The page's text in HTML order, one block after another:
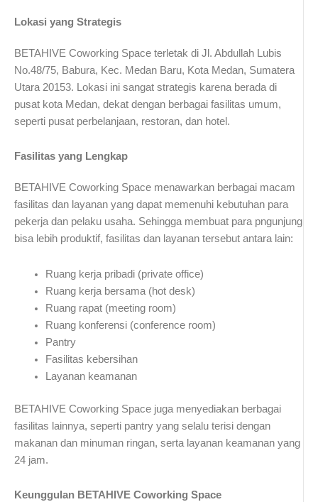
Lokasi yang Strategis
BETAHIVE Coworking Space terletak di Jl. Abdullah Lubis
No.48/75, Babura, Kec. Medan Baru, Kota Medan, Sumatera
Utara 20153. Lokasi ini sangat strategis karena berada di
pusat kota Medan, dekat dengan berbagai fasilitas umum,
seperti pusat perbelanjaan, restoran, dan hotel.
Fasilitas yang Lengkap
BETAHIVE Coworking Space menawarkan berbagai macam
fasilitas dan layanan yang dapat memenuhi kebutuhan para
pekerja dan pelaku usaha. Sehingga membuat para pngunjung
bisa lebih produktif, fasilitas dan layanan tersebut antara lain:
Ruang kerja pribadi (private office)
Ruang kerja bersama (hot desk)
Ruang rapat (meeting room)
Ruang konferensi (conference room)
Pantry
Fasilitas kebersihan
Layanan keamanan
BETAHIVE Coworking Space juga menyediakan berbagai
fasilitas lainnya, seperti pantry yang selalu terisi dengan
makanan dan minuman ringan, serta layanan keamanan yang
24 jam.
Keunggulan BETAHIVE Coworking Space